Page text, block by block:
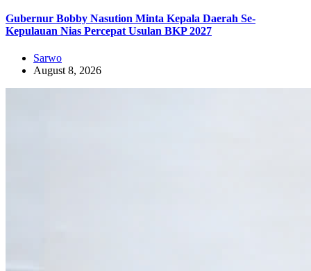
Gubernur Bobby Nasution Minta Kepala Daerah Se-
Kepulauan Nias Percepat Usulan BKP 2027
Sarwo
August 8, 2026